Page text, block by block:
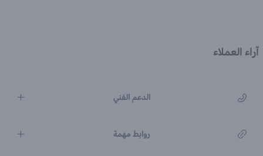
آراء العملاء
الدعم الفني
روابط مهمة